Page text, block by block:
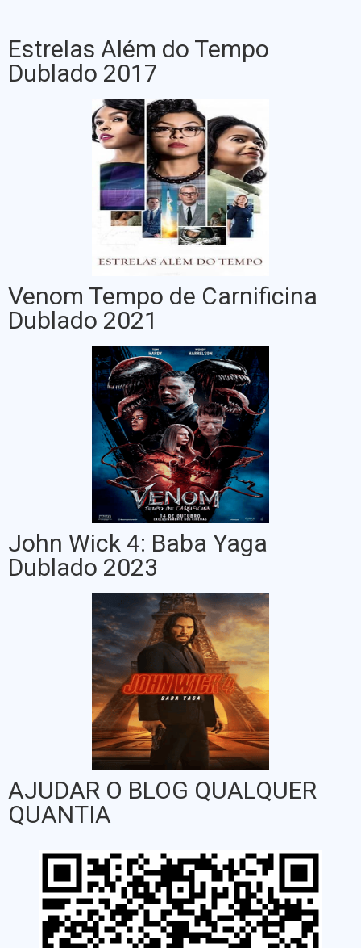
Estrelas Além do Tempo
Dublado 2017
Venom Tempo de Carnificina
Dublado 2021
John Wick 4: Baba Yaga
Dublado 2023
AJUDAR O BLOG QUALQUER
QUANTIA